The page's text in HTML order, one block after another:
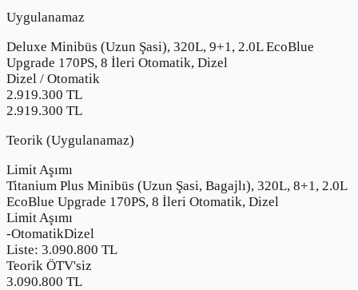
Uygulanamaz
Deluxe Minibüs (Uzun Şasi), 320L, 9+1, 2.0L EcoBlue
Upgrade 170PS, 8 İleri Otomatik, Dizel
Dizel / Otomatik
2.919.300 TL
2.919.300 TL
Teorik (Uygulanamaz)
Limit Aşımı
Titanium Plus Minibüs (Uzun Şasi, Bagajlı), 320L, 8+1, 2.0L
EcoBlue Upgrade 170PS, 8 İleri Otomatik, Dizel
Limit Aşımı
-OtomatikDizel
Liste: 3.090.800 TL
Teorik ÖTV'siz
3.090.800 TL